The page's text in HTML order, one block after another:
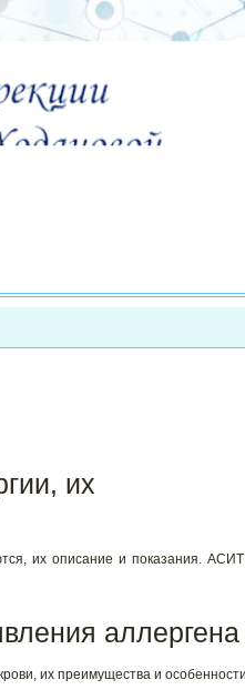
их
их описание и показания.
аллергена
их преимущества и